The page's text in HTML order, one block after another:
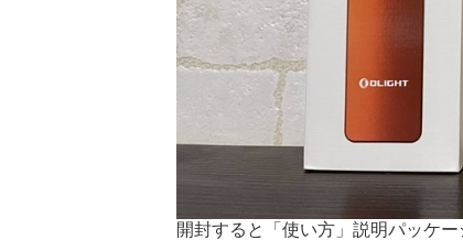
開封すると「使い方」説明パッケー